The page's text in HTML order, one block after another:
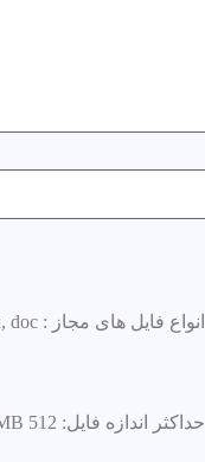
انواع فایل های مجاز : docx, doc, حداکثر اندازه فایل: 512 MB.
حداکثر اندازه فایل: 512 MB.